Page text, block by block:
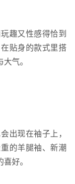
趣又性感得恰到
贴身的款式里搭
气。
出现在袖子上，
的羊腿袖、新潮
好。